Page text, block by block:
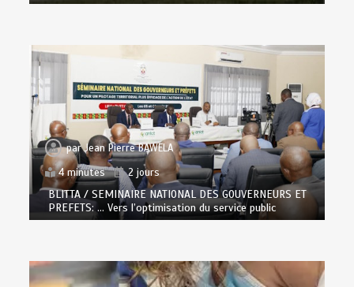
parJean Pierre BAWELA
4 minutes
2 jours
BLITTA / SEMINAIRE NATIONAL DES GOUVERNEURS ET
PREFETS: … Vers l’optimisation du service public